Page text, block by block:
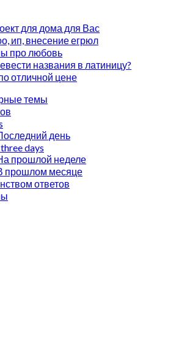
для дома для Вас
ип, внесение егрюл
про любовь
названия в латиницу?
отличной цене
темы
день
days
прошлой неделе
прошлом месяце
ответов